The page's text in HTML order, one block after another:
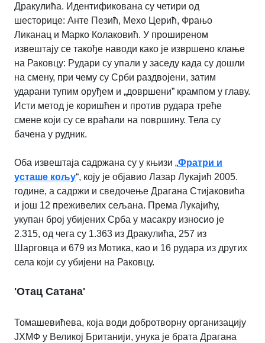
Дракулића. Идентификована су четири од
шесторице: Анте Пезић, Мехо Церић, Фрањо
Ликанац и Марко Колаковић. У проширеном
извештају се такође наводи како је извршено клање
на Раковцу: Рудари су упали у заседу када су дошли
на смену, при чему су Срби раздвојени, затим
ударани тупим оруђем и „довршени” крампом у главу.
Исти метод је коришћен и против рудара треће
смене који су се враћали на површину. Тела су
бачена у рудник.
Оба извештаја садржана су у књизи „Фратри и
усташе кољу“, коју је објавио Лазар Лукајић 2005.
године, а садржи и сведочење Драгана Стијаковића
и још 12 преживелих сељана. Према Лукајићу,
укупан број убијених Срба у масакру износио је
2.315, од чега су 1.363 из Дракулића, 257 из
Шарговца и 679 из Мотика, као и 16 рудара из других
села који су убијени на Раковцу.
'Отац Сатана'
Томашевићева, којa води добротворну организацију
ЈХМФ у Великој Британији, унука је брата Драгана